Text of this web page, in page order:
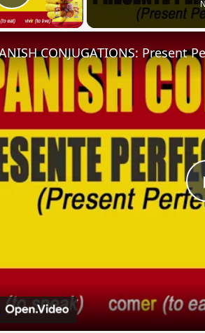
Play Video